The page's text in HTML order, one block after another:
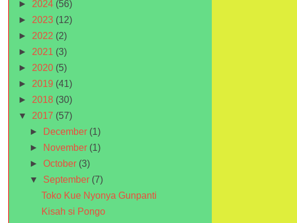
► 2024 (56)
► 2023 (12)
► 2022 (2)
► 2021 (3)
► 2020 (5)
► 2019 (41)
► 2018 (30)
▼ 2017 (57)
►
December (1)
►
November (1)
►October (3)
▼ September (7)
Toko Kue Nyonya Gunpanti
Kisah si Pongo